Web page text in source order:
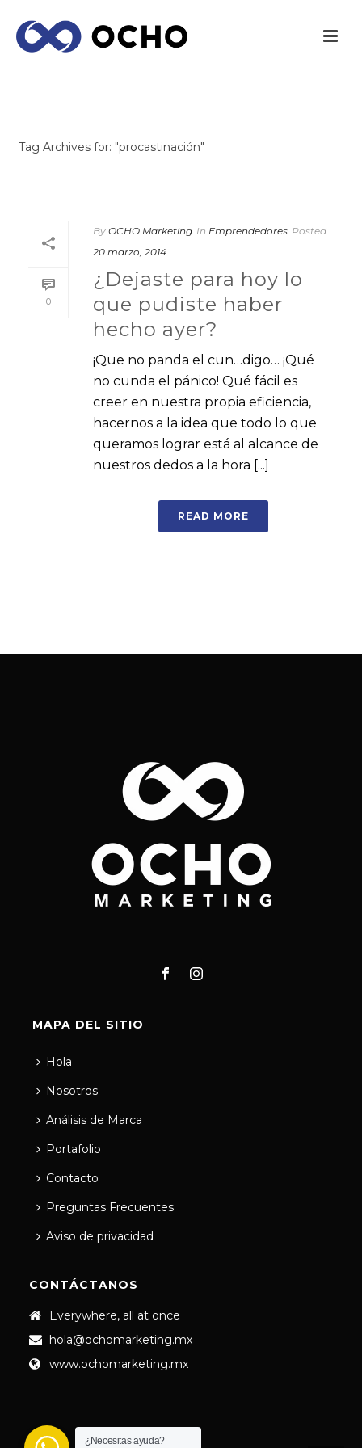
Tag Archives for: "procastinación"
0
By OCHO Marketing In Emprendedores Posted
20 marzo, 2014
¿Dejaste para hoy lo
que pudiste haber
hecho ayer?
¡Que no panda el cun…digo… ¡Qué
no cunda el pánico! Qué fácil es
creer en nuestra propia eficiencia,
hacernos a la idea que todo lo que
queramos lograr está al alcance de
nuestros dedos a la hora [...]
READ MORE
MAPA DEL SITIO
Hola
Nosotros
Análisis de Marca
Portafolio
Contacto
Preguntas Frecuentes
Aviso de privacidad
CONTÁCTANOS
Everywhere, all at once
hola@ochomarketing.mx
www.ochomarketing.mx
¿Necesitas ayuda?